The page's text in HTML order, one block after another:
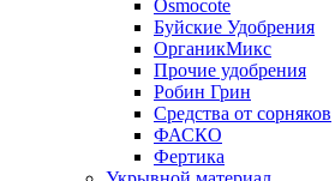
Osmocote
Буйские Удобрения
ОрганикМикс
Прочие удобрения
Робин Грин
Средства от сорняков
ФАСКО
Фертика